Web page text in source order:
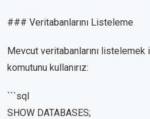
### Veritabanlarını Listeleme
Mevcut veritabanlarını listelemek
komutunu kullanırız:
```sql
SHOW DATABASES;